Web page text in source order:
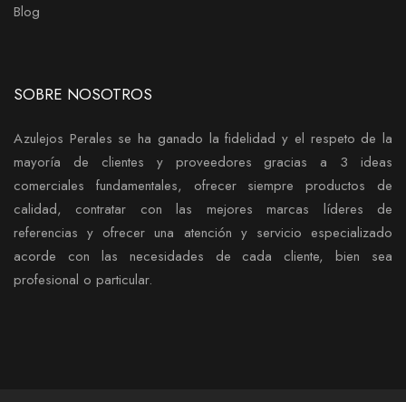
Blog
SOBRE NOSOTROS
Azulejos Perales se ha ganado la fidelidad y el respeto de la
mayoría de clientes y proveedores gracias a 3 ideas
comerciales fundamentales, ofrecer siempre productos de
calidad, contratar con las mejores marcas líderes de
referencias y ofrecer una atención y servicio especializado
acorde con las necesidades de cada cliente, bien sea
profesional o particular.